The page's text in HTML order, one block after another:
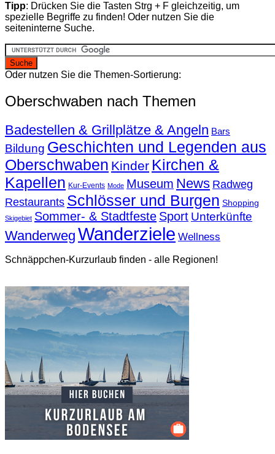
Tipp: Drücken Sie die Tasten Strg + F gleichzeitig, um
spezielle Begriffe zu finden! Oder nutzen Sie die
seiteninterne Suche.
Oder nutzen Sie die Themen-Sortierung:
Oberschwaben nach Themen
Badestellen & Grillplätze & Angeln Bars
Bildung Geschichten und Legenden aus
Oberschwaben Kinder Kirchen &
Kapellen Kur-Events Mode Museum News Radweg
Restaurants Schlösser und Burgen Shopping
Skigebiet Sommer- & Stadtfeste Sport Unterkünfte
Wanderweg Wanderziele Wellness
Schnäppchen-Kurzurlaub finden - alle Regionen!